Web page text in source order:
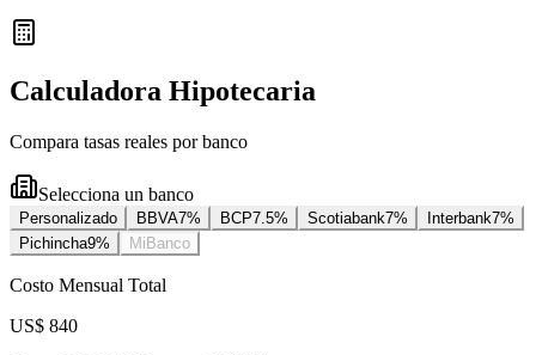
Calculadora Hipotecaria
Compara tasas reales por banco
Selecciona un banco
Personalizado BBVA7% BCP7.5% Scotiabank7% Interbank7%
Pichincha9% MiBanco
Costo Mensual Total
US$ 840